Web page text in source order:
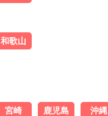
和歌山
宮崎 鹿児島 沖縄